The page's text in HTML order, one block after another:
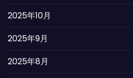
2025年10月
2025年9月
2025年8月